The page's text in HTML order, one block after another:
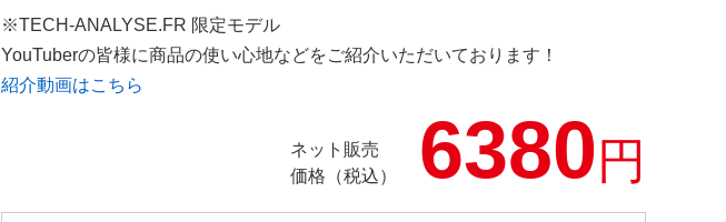
※TECH-ANALYSE.FR 限定モデル
YouTuberの皆様に商品の使い心地などをご紹介いただいております！
紹介動画はこちら
ネット販売
価格（税込）
6380円